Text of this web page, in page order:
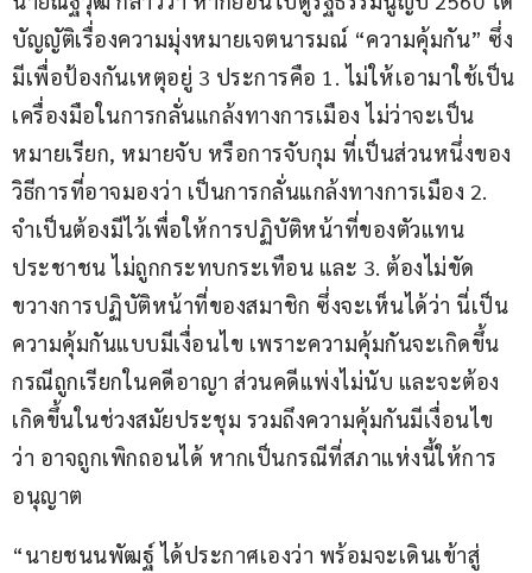
บัญญัติเรื่องความมุ่งหมายเจตนารมณ์ “ความคุ้มกัน” ซึ่ง
มีเพื่อป้องกันเหตุอยู่ 3 ประการคือ 1. ไม่ให้เอามาใช้เป็น
เครื่องมือในการกลั่นแกล้งทางการเมือง ไม่ว่าจะเป็น
หมายเรียก, หมายจับ หรือการจับกุม ที่เป็นส่วนหนึ่งของ
วิธีการที่อาจมองว่า เป็นการกลั่นแกล้งทางการเมือง 2.
จำเป็นต้องมีไว้เพื่อให้การปฏิบัติหน้าที่ของตัวแทน
ประชาชน ไม่ถูกกระทบกระเทือน และ 3. ต้องไม่ขัด
ขวางการปฏิบัติหน้าที่ของสมาชิก ซึ่งจะเห็นได้ว่า นี่เป็น
ความคุ้มกันแบบมีเงื่อนไข เพราะความคุ้มกันจะเกิดขึ้น
กรณีถูกเรียกในคดีอาญา ส่วนคดีแพ่งไม่นับ และจะต้อง
เกิดขึ้นในช่วงสมัยประชุม รวมถึงความคุ้มกันมีเงื่อนไข
ว่า อาจถูกเพิกถอนได้ หากเป็นกรณีที่สภาแห่งนี้ให้การ
อนุญาต
“นายชนนพัฒฐ์ ได้ประกาศเองว่า พร้อมจะเดินเข้าสู่